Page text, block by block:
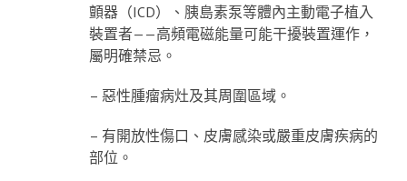
顫器（ICD）、胰島素泵等體內主動電子植入
裝置者——高頻電磁能量可能干擾裝置運作，
屬明確禁忌。
– 惡性腫瘤病灶及其周圍區域。
– 有開放性傷口、皮膚感染或嚴重皮膚疾病的
部位。